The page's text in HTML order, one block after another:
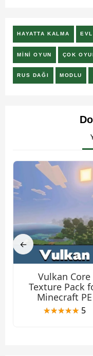
HAYATTA KALMA
MİNİ OYUN ÇOK
RUS DAĞI MODLU
←
Vulkan Core
Texture Pack
Minecraft PE
5